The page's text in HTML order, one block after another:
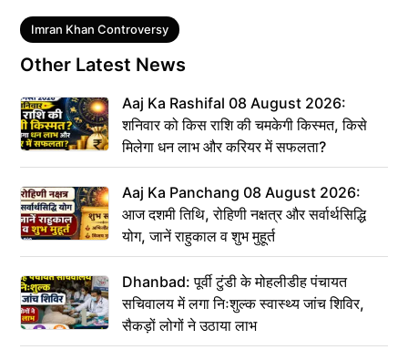
Tags
Imran Khan Controversy
Other Latest News
Aaj Ka Rashifal 08 August 2026:
शनिवार को किस राशि की चमकेगी किस्मत, किसे
मिलेगा धन लाभ और करियर में सफलता?
Aaj Ka Panchang 08 August 2026:
आज दशमी तिथि, रोहिणी नक्षत्र और सर्वार्थसिद्धि
योग, जानें राहुकाल व शुभ मुहूर्त
Dhanbad: पूर्वी टुंडी के मोहलीडीह पंचायत
सचिवालय में लगा निःशुल्क स्वास्थ्य जांच शिविर,
सैकड़ों लोगों ने उठाया लाभ